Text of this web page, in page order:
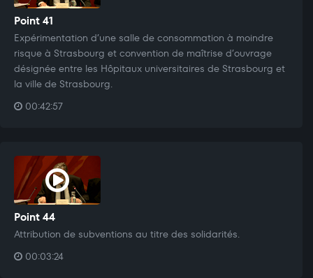
Point 41
Expérimentation d’une salle de consommation à moindre
risque à Strasbourg et convention de maîtrise d’ouvrage
désignée entre les Hôpitaux universitaires de Strasbourg et
la ville de Strasbourg.
00:42:57
Point 44
Attribution de subventions au titre des solidarités.
00:03:24